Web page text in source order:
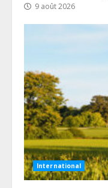
9 août 2026
International